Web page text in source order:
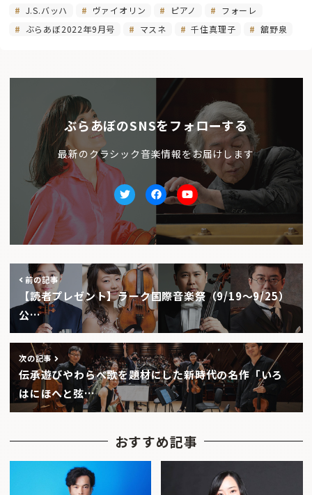
J.S.バッハ ヴァイオリン ピアノ
フォーレ
ぶらあぼ2022年9月号
マスネ 千住真理子 舘野泉
ぶらあぼのSNSをフォローする
最新のクラシック音楽情報をお届けします
TwitterfacebookYoutube
前の記事
【読者プレゼント】ラーク国際音楽祭（9/19〜9/25）
公…
次の記事
伝承遊びやわらべ歌を題材にした新時代の名作「いろ
はにほへと弦…
おすすめ記事